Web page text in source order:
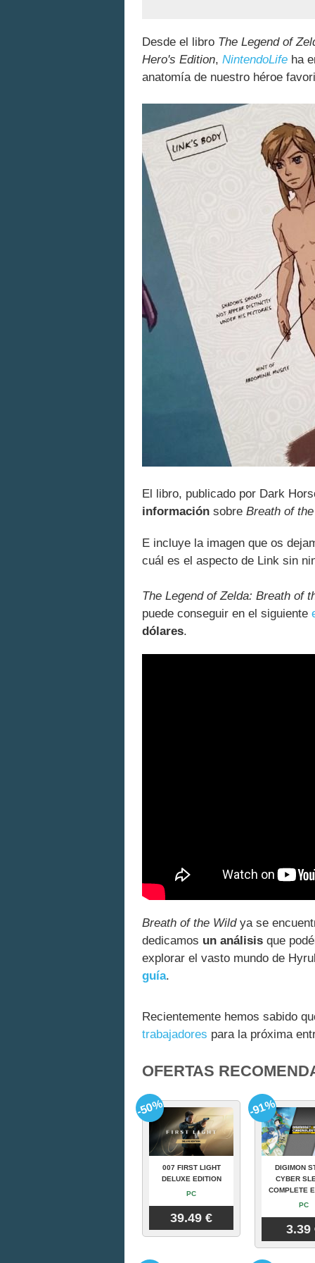
Desde el libro The Legend of
Hero's Edition, NintendoLife ha
anatomía de nuestro héroe
El libro, publicado por Dark
información sobre Breath of
E incluye la imagen que os
cuál es el aspecto de Link sin
The Legend of Zelda: Breath of
puede conseguir en el siguiente
dólares.
Breath of the Wildya se
dedicamos un análisis que
explorar el vasto mundo de
guía.
Recientemente hemos sabido
trabajadores para la próxima
OFERTAS
007 FIRST LIGHT
DELUXE EDITION
PC
39.49 €
-50%
DIGIMON
CYBER
COMPLETE
PC
3.39
-91%